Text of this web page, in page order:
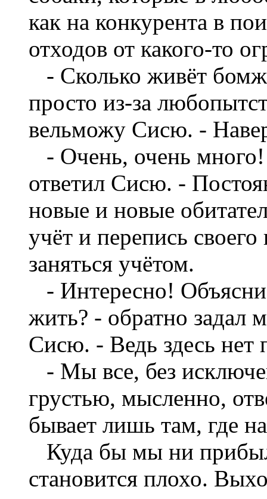
как на конкурента в
отходов от какого-то
- Сколько живёт
просто из-за
вельможу Сисю. -
- Очень, очень
ответил Сисю. -
новые и новые
учёт и перепись
заняться учётом.
- Интересно! Объясни
жить? - обратно задал
Сисю. - Ведь здесь
- Мы все, без
грустью, мысленно,
бывает лишь там, где
Куда бы мы ни
становится плохо.